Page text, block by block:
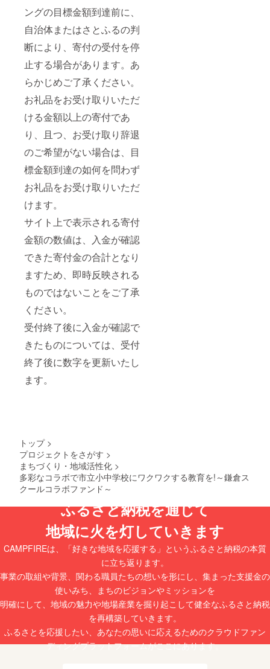
ングの目標金額到達前に、
自治体またはさとふるの判
断により、寄付の受付を停
止する場合があります。あ
らかじめご了承ください。
お礼品をお受け取りいただ
ける金額以上の寄付であ
り、且つ、お受け取り辞退
のご希望がない場合は、目
標金額到達の如何を問わず
お礼品をお受け取りいただ
けます。
サイト上で表示される寄付
金額の数値は、入金が確認
できた寄付金の合計となり
ますため、即時反映される
ものではないことをご了承
ください。
受付終了後に入金が確認で
きたものについては、受付
終了後に数字を更新いたし
ます。
トップ >
プロジェクトをさがす >
まちづくり・地域活性化 >
多彩なコラボで市立小中学校にワクワクする教育を!～鎌倉ス
クールコラボファンド～
ふるさと納税を通じて
地域に火を灯していきます
CAMPFIREは、「好きな地域を応援する」というふるさと納税の本質
に立ち返ります。
事業の取組や背景、関わる職員たちの想いを形にし、集まった支援金の
使いみち、まちのビジョンやミッションを
明確にして、地域の魅力や地場産業を掘り起こして健全なふるさと納税
を再構築していきます。
ふるさとを応援したい、あなたの思いに応えるためのクラウドファン
ディングプラットフォームがここにあります。